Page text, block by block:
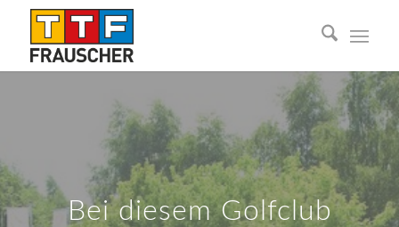
Bei diesem Golfclub